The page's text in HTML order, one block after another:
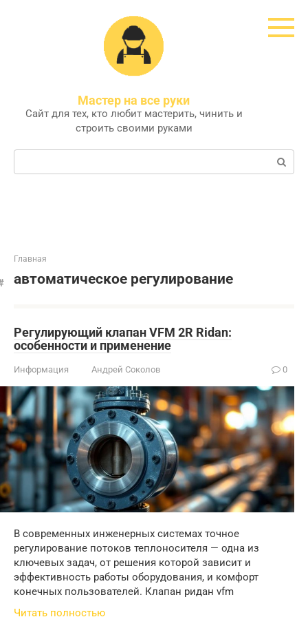
Мастер на все руки
Сайт для тех, кто любит мастерить, чинить и
строить своими руками
Поиск:
Главная
автоматическое регулирование
Регулирующий клапан VFM 2R Ridan:
особенности и применение
Информация Андрей Соколов 0
В современных инженерных системах точное
регулирование потоков теплоносителя — одна из
ключевых задач, от решения которой зависит и
эффективность работы оборудования, и комфорт
конечных пользователей. Клапан ридан vfm
Читать полностью